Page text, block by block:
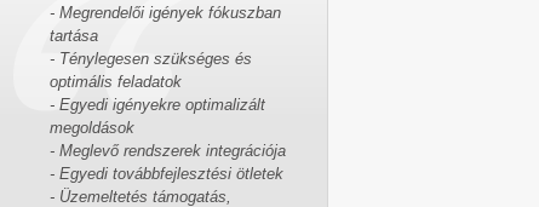
- Megrendelői igények fókuszban
tartása
- Ténylegesen szükséges és
optimális feladatok
- Egyedi igényekre optimalizált
megoldások
- Meglevő rendszerek integrációja
- Egyedi továbbfejlesztési ötletek
- Üzemeltetés támogatás,